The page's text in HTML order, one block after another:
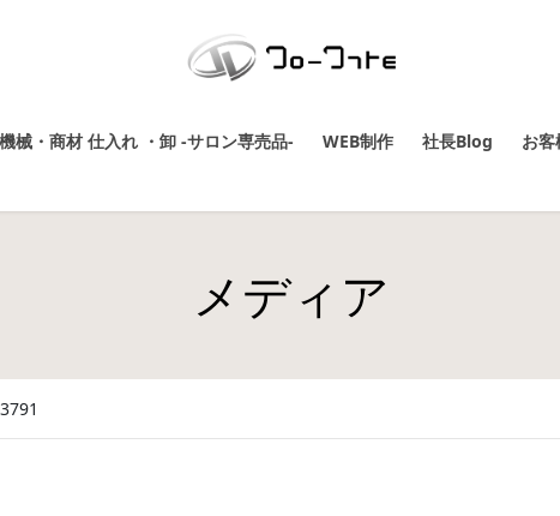
械・商材 仕入れ ・卸 -サロン専売品- WEB制作 社長Blog お
メディア